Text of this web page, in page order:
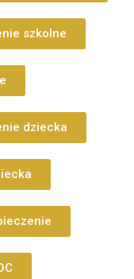
szkolne
dziecka